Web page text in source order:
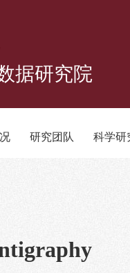
据研究院
研究团队 科学研